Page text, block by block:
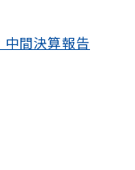
間決算報告